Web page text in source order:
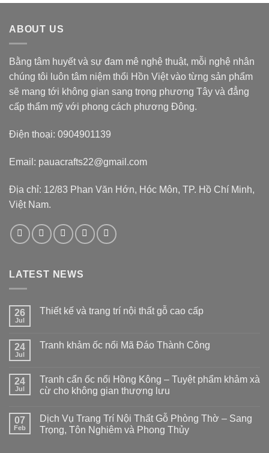
ABOUT US
Bằng tâm huyết và sự đam mê nghệ thuật, mỗi nghệ nhân
chúng tôi luôn tâm niệm thổi Hồn Việt vào từng sản phẩm
sẽ mang tới không gian sang trọng phương Tây và đẳng
cấp thẩm mỹ với phong cách phương Đông.
Điện thoại: 0904901139
Email: pauacrafts22@gmail.com
Địa chỉ: 12/83 Phan Văn Hớn, Hóc Môn, TP. Hồ Chí Minh,
Việt Nam.
LATEST NEWS
26
Jul
Thiết kế và trang trí nội thất gỗ cao cấp
24
Jul
Tranh khảm ốc nổi Mã Đáo Thành Công
24
Jul
Tranh cẩn ốc nổi Hồng Kông – Tuyệt phẩm khảm xà
cừ cho không gian thượng lưu
07
Feb
Dịch Vụ Trang Trí Nội Thất Gỗ Phòng Thờ – Sang
Trọng, Tôn Nghiêm và Phong Thủy